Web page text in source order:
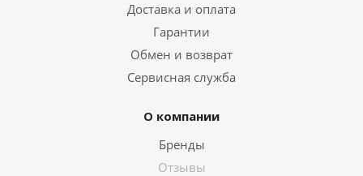
Доставка и оплата
Гарантии
Обмен и возврат
Сервисная служба
О компании
Бренды
Отзывы